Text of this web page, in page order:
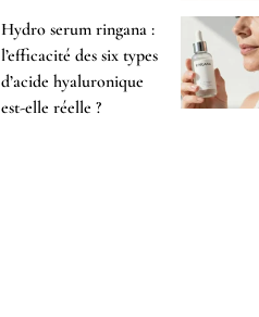
Hydro serum ringana :
l’efficacité des six types
d’acide hyaluronique
est-elle réelle ?